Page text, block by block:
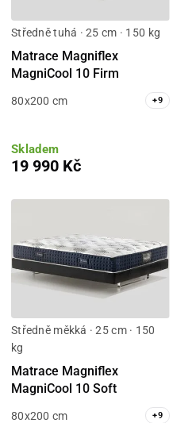
Středně tuhá · 25 cm · 150 kg
Matrace Magniflex
MagniCool 10 Firm
80x200 cm +9
Skladem
19 990 Kč
Středně měkká · 25 cm · 150
kg
Matrace Magniflex
MagniCool 10 Soft
80x200 cm +9